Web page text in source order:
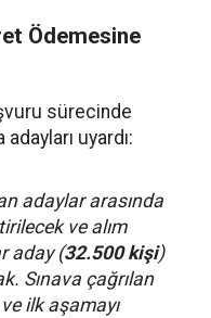
Ödemesine
sürecinde
uyardı:
adaylar arasında
ve alım
aday (32.500 kişi)
Sınava çağrılan
ilk aşamayı